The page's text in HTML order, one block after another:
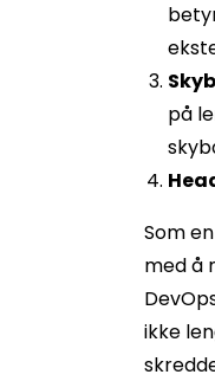
på
Som
med å
ikke